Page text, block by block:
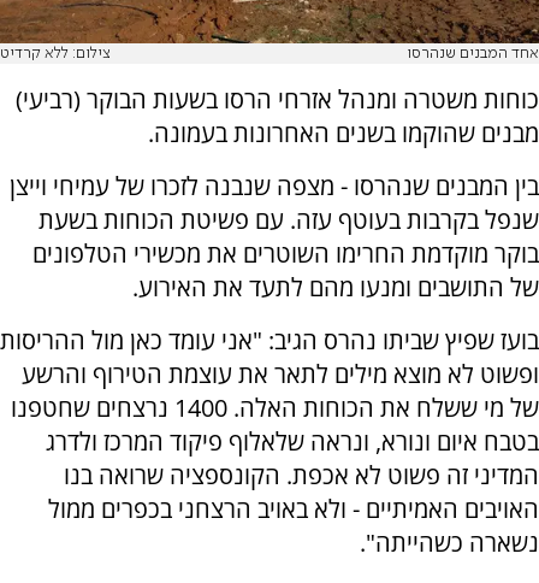
אחד המבנים שנהרסו צילום: ללא קרדיט
כוחות משטרה ומנהל אזרחי הרסו בשעות הבוקר (רביעי)
מבנים שהוקמו בשנים האחרונות בעמונה.
בין המבנים שנהרסו - מצפה שנבנה לזכרו של עמיחי וייצן
שנפל בקרבות בעוטף עזה. עם פשיטת הכוחות בשעת
בוקר מוקדמת החרימו השוטרים את מכשירי הטלפונים
של התושבים ומנעו מהם לתעד את האירוע.
בועז שפיץ שביתו נהרס הגיב: "אני עומד כאן מול ההריסות
ופשוט לא מוצא מילים לתאר את עוצמת הטירוף והרשע
של מי ששלח את הכוחות האלה. 1400 נרצחים שחטפנו
בטבח איום ונורא, ונראה שלאלוף פיקוד המרכז ולדרג
המדיני זה פשוט לא אכפת. הקונספציה שרואה בנו
האויבים האמיתיים - ולא באויב הרצחני בכפרים ממול
נשארה כשהייתה".